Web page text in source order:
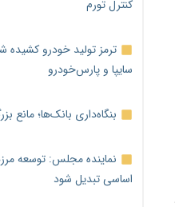
کنترل تورم
سایپا و پارس‌خودرو
بنگاه‌داری بانک‌ها؛ مانع
نماینده مجلس: توسعه
اساسی تبدیل شود